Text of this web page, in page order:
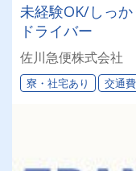
未経験OK/しっ
ドライバー
佐川急便株式会社
寮・社宅あり 交通